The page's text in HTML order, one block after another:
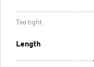
Too tight
Length